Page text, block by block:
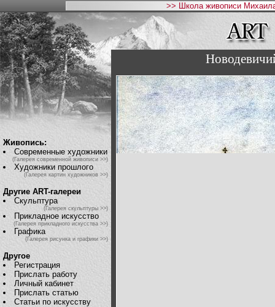
>> Школа живописи
Живопись:
Современные художники
(Галерея современной живописи >>)
Художники прошлого
(Галерея картин художников >>)
Другие ART-галереи
Скульптура
(Галерея скульптуры >>)
Прикладное искусство
(Галерея прикладного искусства >>)
Графика
(Галерея рисунка и графики >>)
Другое
Регистрация
Прислать работу
Личный кабинет
Прислать статью
Статьи по искусству